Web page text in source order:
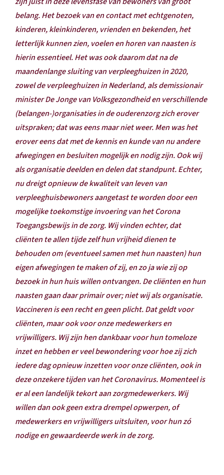
belang. Het bezoek van en contact met echtgenoten,
kinderen, kleinkinderen, vrienden en bekenden, het
letterlijk kunnen zien, voelen en horen van naasten is
hierin essentieel. Het was ook daarom dat na de
maandenlange sluiting van verpleeghuizen in 2020,
zowel de verpleeghuizen in Nederland, als demissionair
minister De Jonge van Volksgezondheid en verschillende
(belangen-)organisaties in de ouderenzorg zich erover
uitspraken; dat was eens maar niet weer. Men was het
erover eens dat met de kennis en kunde van nu andere
afwegingen en besluiten mogelijk en nodig zijn. Ook wij
als organisatie deelden en delen dat standpunt. Echter,
nu dreigt opnieuw de kwaliteit van leven van
verpleeghuisbewoners aangetast te worden door een
mogelijke toekomstige invoering van het Corona
Toegangsbewijs in de zorg. Wij vinden echter, dat
cliënten te allen tijde zelf hun vrijheid dienen te
behouden om (eventueel samen met hun naasten) hun
eigen afwegingen te maken of zij, en zo ja wie zij op
bezoek in hun huis willen ontvangen. De cliënten en hun
naasten gaan daar primair over; niet wij als organisatie.
Vaccineren is een recht en geen plicht. Dat geldt voor
cliënten, maar ook voor onze medewerkers en
vrijwilligers. Wij zijn hen dankbaar voor hun tomeloze
inzet en hebben er veel bewondering voor hoe zij zich
iedere dag opnieuw inzetten voor onze cliënten, ook in
deze onzekere tijden van het Coronavirus. Momenteel is
er al een landelijk tekort aan zorgmedewerkers. Wij
willen dan ook geen extra drempel opwerpen, of
medewerkers en vrijwilligers uitsluiten, voor hun zó
nodige en gewaardeerde werk in de zorg.